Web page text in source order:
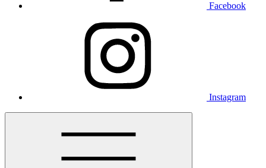
Facebook
Instagram